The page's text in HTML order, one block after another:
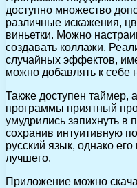
доступно множество
различные искажения,
виньетки. Можно
создавать коллажи.
случайных эффектов,
можно добавлять к себе
Также доступен таймер,
программы приятный
умудрились запихнуть в
сохранив интуитивную
русский язык, однако
лучшего.
Приложение можно